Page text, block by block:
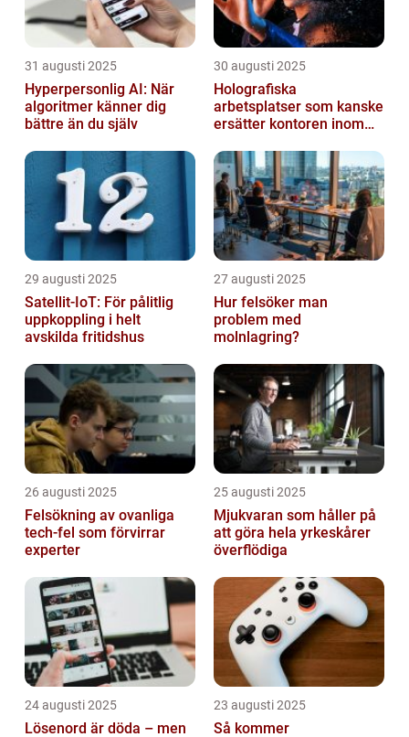
31 augusti 2025
Hyperpersonlig AI: När
algoritmer känner dig
bättre än du själv
30 augusti 2025
Holografiska
arbetsplatser som kanske
ersätter kontoren inom
29 augusti 2025
Satellit‑IoT: För pålitlig
uppkoppling i helt
avskilda fritidshus
27 augusti 2025
Hur felsöker man
problem med
molnlagring?
26 augusti 2025
Felsökning av ovanliga
tech‑fel som förvirrar
experter
25 augusti 2025
Mjukvaran som håller på
att göra hela yrkeskårer
överflödiga
24 augusti 2025
Lösenord är döda – men
23 augusti 2025
Så kommer